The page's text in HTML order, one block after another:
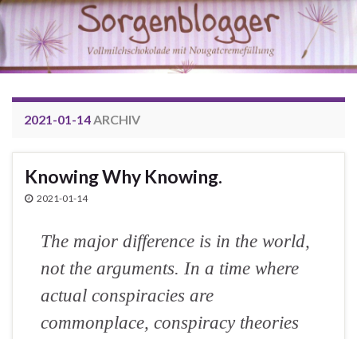
2021-01-14ARCHIV
Knowing Why Knowing.
2021-01-14
The major difference is in the world,
not the arguments. In a time where
actual conspiracies are
commonplace, conspiracy theories